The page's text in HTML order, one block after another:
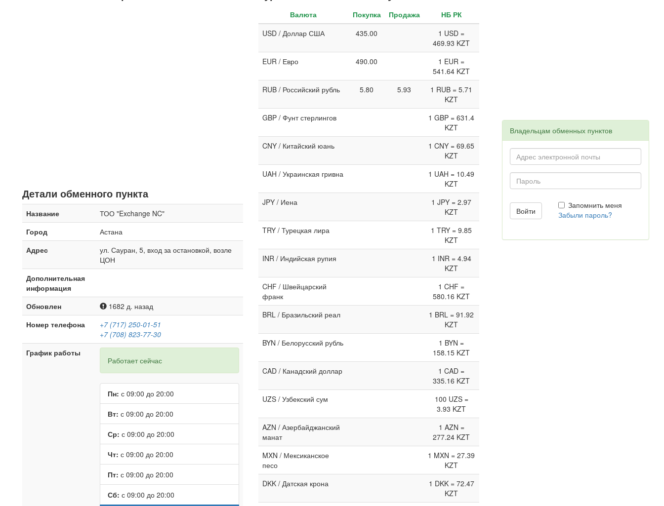
Детали обменного пункта
Название
ТОО "Exchange NC"
Город
Астана
Адрес
ул. Сауран, 5, вход за остановкой, возле
ЦОН
Дополнительная
информация
Обновлен
1682 д. назад
Номер телефона
+7 (717) 250-01-51
+7 (708) 823-77-30
График работы
Работает сейчас
Пн: с 09:00 до 20:00
Вт: с 09:00 до 20:00
Ср: с 09:00 до 20:00
Чт: с 09:00 до 20:00
Пт: с 09:00 до 20:00
Сб: с 09:00 до 20:00
Валюта Покупка Продажа
НБ РК
USD / Доллар США
435.00
1 USD =
469.93 KZT
EUR / Евро
490.00
1 EUR =
541.64 KZT
RUB / Российский рубль
5.80 5.93
1 RUB = 5.71
KZT
GBP / Фунт стерлингов
1 GBP = 631.4
KZT
CNY / Китайский юань
1 CNY = 69.65
KZT
UAH / Украинская гривна
1 UAH = 10.49
KZT
JPY / Иена
1 JPY = 2.97
KZT
TRY / Турецкая лира
1 TRY = 9.85
KZT
INR / Индийская рупия
1 INR = 4.94
KZT
CHF / Швейцарский
франк
1 CHF =
580.16 KZT
BRL / Бразильский реал
1 BRL = 91.92
KZT
BYN / Белорусский рубль
1 BYN =
158.15 KZT
CAD / Канадский доллар
1 CAD =
335.16 KZT
UZS / Узбекский сум
100 UZS =
3.93 KZT
AZN / Азербайджанский
манат
1 AZN =
277.24 KZT
MXN / Мексиканское
песо
1 MXN = 27.39
KZT
DKK / Датская крона
1 DKK = 72.47
KZT
Владельцам обменных пунктов
Запомнить меня
Забыли пароль?